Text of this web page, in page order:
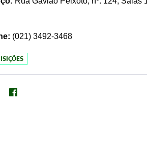
(021) 3492-3468